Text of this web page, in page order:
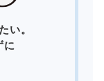
い。
に